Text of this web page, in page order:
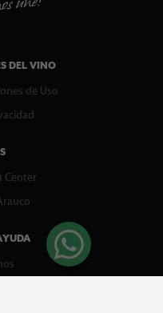
DEL VINO
de Uso
Center